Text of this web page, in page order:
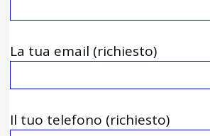
La tua email (richiesto)
Il tuo telefono (richiesto)